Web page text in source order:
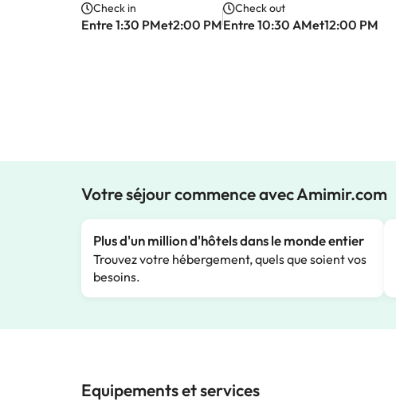
Check in
Entre 1:30 PMet2:00 PM
Check out
Entre 10:30 AMet12:00 PM
Votre séjour commence avec Amimir.com
Plus d'un million d'hôtels dans le monde entier
Trouvez votre hébergement, quels que soient vos
besoins.
Equipements et services